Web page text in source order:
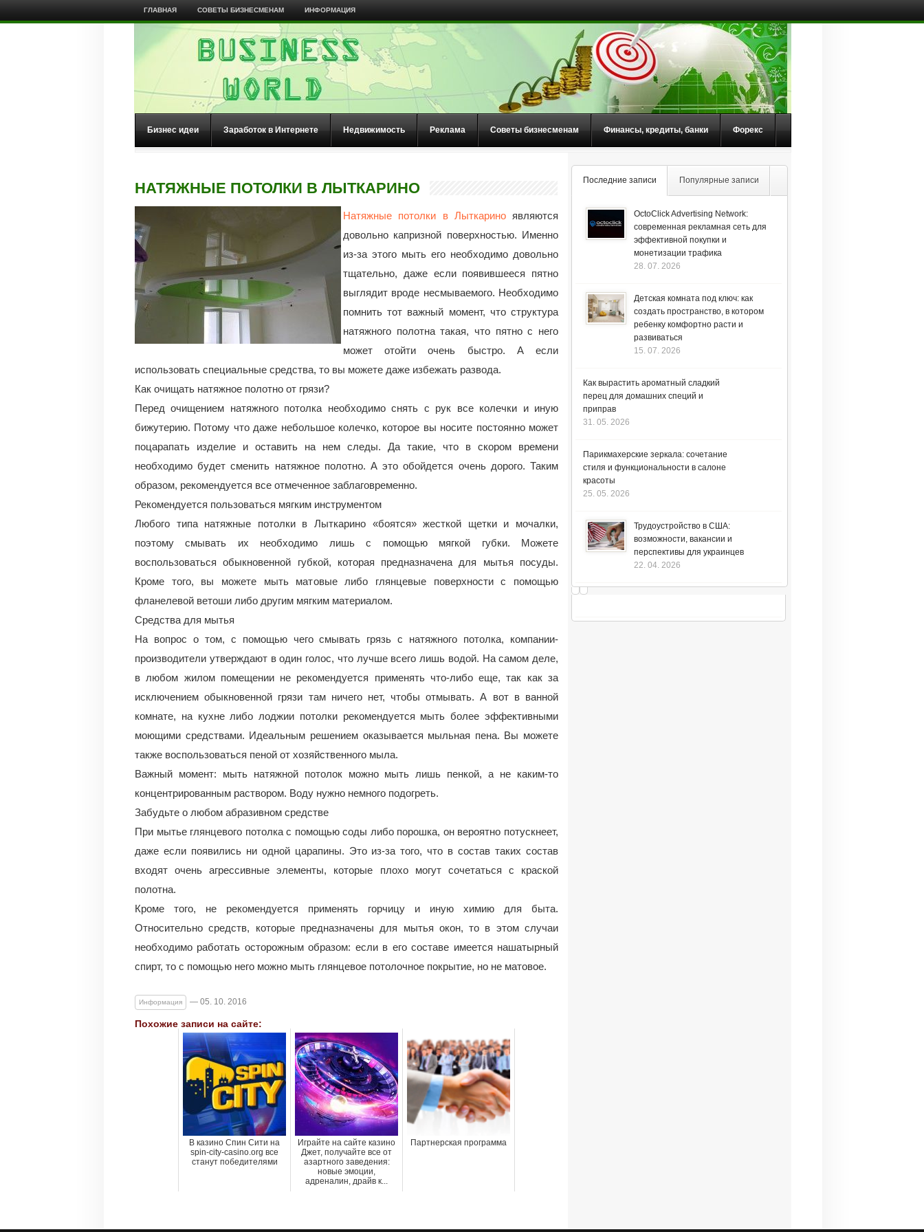
ГЛАВНАЯ СОВЕТЫ БИЗНЕСМЕНАМ ИНФОРМАЦИЯ
Бизнес идеи Заработок в Интернете Недвижимость Реклама Советы бизнесменам Финансы, кредиты, банки Форекс
НАТЯЖНЫЕ ПОТОЛКИ В ЛЫТКАРИНО
Натяжные потолки в Лыткариноявляются
довольно капризной поверхностью. Именно
из-за этого мыть его необходимо довольно
тщательно, даже если появившееся пятно
выглядит вроде несмываемого. Необходимо
помнить тот важный момент, что структура
натяжного полотна такая, что пятно с него
может отойти очень быстро. А если
использовать специальные средства, то вы можете даже избежать развода.
Как очищать натяжное полотно от грязи?
Перед очищением натяжного потолка необходимо снять с рук все колечки и иную
бижутерию. Потому что даже небольшое колечко, которое вы носите постоянно может
поцарапать изделие и оставить на нем следы. Да такие, что в скором времени
необходимо будет сменить натяжное полотно. А это обойдется очень дорого. Таким
образом, рекомендуется все отмеченное заблаговременно.
Рекомендуется пользоваться мягким инструментом
Любого типа натяжные потолки в Лыткарино «боятся» жесткой щетки и мочалки,
поэтому смывать их необходимо лишь с помощью мягкой губки. Можете
воспользоваться обыкновенной губкой, которая предназначена для мытья посуды.
Кроме того, вы можете мыть матовые либо глянцевые поверхности с помощью
фланелевой ветоши либо другим мягким материалом.
Средства для мытья
На вопрос о том, с помощью чего смывать грязь с натяжного потолка, компании-
производители утверждают в один голос, что лучше всего лишь водой. На самом деле,
в любом жилом помещении не рекомендуется применять что-либо еще, так как за
исключением обыкновенной грязи там ничего нет, чтобы отмывать. А вот в ванной
комнате, на кухне либо лоджии потолки рекомендуется мыть более эффективными
моющими средствами. Идеальным решением оказывается мыльная пена. Вы можете
также воспользоваться пеной от хозяйственного мыла.
Важный момент: мыть натяжной потолок можно мыть лишь пенкой, а не каким-то
концентрированным раствором. Воду нужно немного подогреть.
Забудьте о любом абразивном средстве
При мытье глянцевого потолка с помощью соды либо порошка, он вероятно потускнеет,
даже если появились ни одной царапины. Это из-за того, что в состав таких состав
входят очень агрессивные элементы, которые плохо могут сочетаться с краской
полотна.
Кроме того, не рекомендуется применять горчицу и иную химию для быта.
Относительно средств, которые предназначены для мытья окон, то в этом случаи
необходимо работать осторожным образом: если в его составе имеется нашатырный
спирт, то с помощью него можно мыть глянцевое потолочное покрытие, но не матовое.
Информация — 05. 10. 2016
Похожие записи на сайте:
В казино Спин Сити на
spin-city-casino.org все
станут победителями
Играйте на сайте казино
Джет, получайте все от
азартного заведения:
новые эмоции,
адреналин, драйв к...
Партнерская программа
Последние записи Популярные записи
OctoClick Advertising Network:
современная рекламная сеть для
эффективной покупки и
монетизации трафика
28. 07. 2026
Детская комната под ключ: как
создать пространство, в котором
ребенку комфортно расти и
развиваться
15. 07. 2026
Как вырастить ароматный сладкий
перец для домашних специй и
приправ
31. 05. 2026
Парикмахерские зеркала: сочетание
стиля и функциональности в салоне
красоты
25. 05. 2026
Трудоустройство в США:
возможности, вакансии и
перспективы для украинцев
22. 04. 2026